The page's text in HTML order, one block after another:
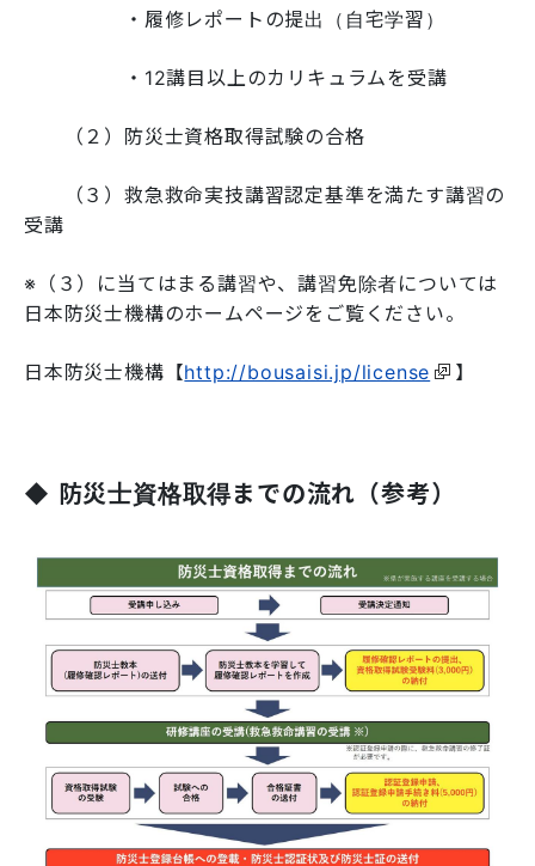
・履修レポートの提出（自宅学習）
・12講目以上のカリキュラムを受講
（２）防災士資格取得試験の合格
（３）救急救命実技講習認定基準を満たす講習の
受講
※（３）に当てはまる講習や、講習免除者については
日本防災士機構のホームページをご覧ください。
日本防災士機構【http://bousaisi.jp/license 】
◆ 防災士資格取得までの流れ（参考）